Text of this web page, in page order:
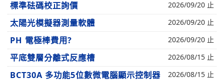
標準砝碼校正詢價 2026/09/20 止
太陽光模擬器測量軟體 2026/09/20 止
PH 電極棒費用? 2026/09/20 止
平底雙層分離式反應槽 2026/08/15 止
BCT30A 多功能5位數微電腦顯示控制器 2026/08/15 止